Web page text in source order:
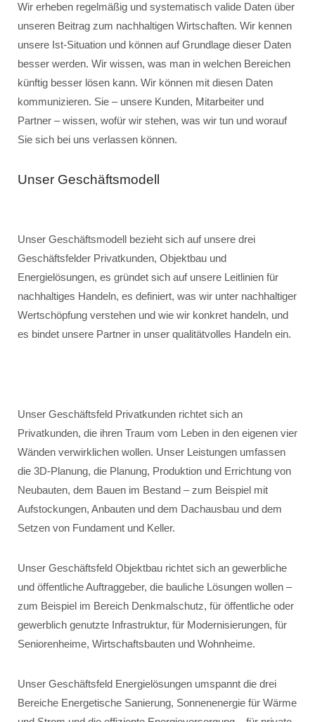
Wir erheben regelmäßig und systematisch valide Daten über
unseren Beitrag zum nachhaltigen Wirtschaften. Wir kennen
unsere Ist-Situation und können auf Grundlage dieser Daten
besser werden. Wir wissen, was man in welchen Bereichen
künftig besser lösen kann. Wir können mit diesen Daten
kommunizieren. Sie – unsere Kunden, Mitarbeiter und
Partner – wissen, wofür wir stehen, was wir tun und worauf
Sie sich bei uns verlassen können.
Unser Geschäftsmodell
Unser Geschäftsmodell bezieht sich auf unsere drei
Geschäftsfelder Privatkunden, Objektbau und
Energielösungen, es gründet sich auf unsere Leitlinien für
nachhaltiges Handeln, es definiert, was wir unter nachhaltiger
Wertschöpfung verstehen und wie wir konkret handeln, und
es bindet unsere Partner in unser qualitätvolles Handeln ein.
Unser Geschäftsfeld Privatkunden richtet sich an
Privatkunden, die ihren Traum vom Leben in den eigenen vier
Wänden verwirklichen wollen. Unser Leistungen umfassen
die 3D-Planung, die Planung, Produktion und Errichtung von
Neubauten, dem Bauen im Bestand – zum Beispiel mit
Aufstockungen, Anbauten und dem Dachausbau und dem
Setzen von Fundament und Keller.
Unser Geschäftsfeld Objektbau richtet sich an gewerbliche
und öffentliche Auftraggeber, die bauliche Lösungen wollen –
zum Beispiel im Bereich Denkmalschutz, für öffentliche oder
gewerblich genutzte Infrastruktur, für Modernisierungen, für
Seniorenheime, Wirtschaftsbauten und Wohnheime.
Unser Geschäftsfeld Energielösungen umspannt die drei
Bereiche Energetische Sanierung, Sonnenenergie für Wärme